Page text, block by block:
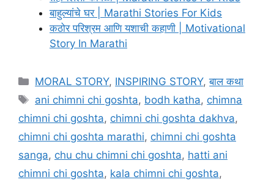
बाहुल्यांचे घर | Marathi Stories For Kids
कठोर परिश्रम आणि यशाची कहाणी | Motivational
Story In Marathi
Categories
MORAL STORY, INSPIRING STORY,बाल कथा
Tags
ani chimni chi goshta, bodh katha, chimna
chimni chi goshta, chimni chi goshta dakhva,
chimni chi goshta marathi, chimni chi goshta
sanga, chu chu chimni chi goshta, hatti ani
chimni chi goshta, kala chimni chi goshta,